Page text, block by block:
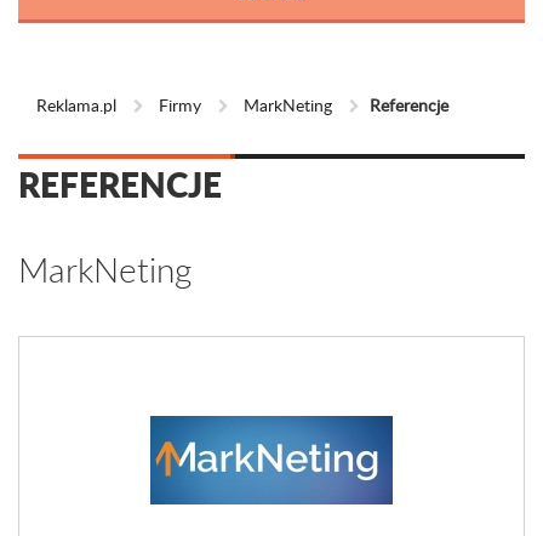
Reklama.pl Firmy MarkNeting Referencje
REFERENCJE
MarkNeting